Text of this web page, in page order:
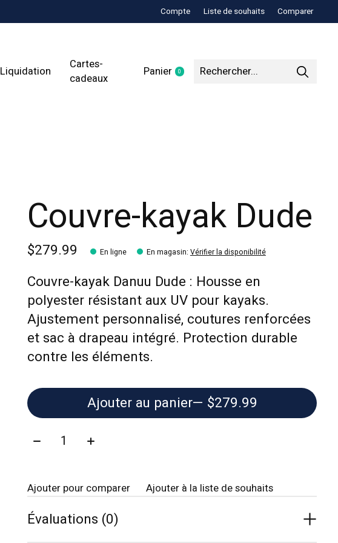
Compte Liste de souhaits Comparer
Liquidation
Cartes-
cadeaux
Panier 0items
Couvre-kayak Dude
$279.99 En ligne En magasin: Vérifier la disponibilité
Couvre-kayak Danuu Dude : Housse en
polyester résistant aux UV pour kayaks.
Ajustement personnalisé, coutures renforcées
et sac à drapeau intégré. Protection durable
contre les éléments.
Ajouter au panier
— $279.99
Quantité:
Ajouter pour comparer Ajouter à la liste de souhaits
Évaluations (0)